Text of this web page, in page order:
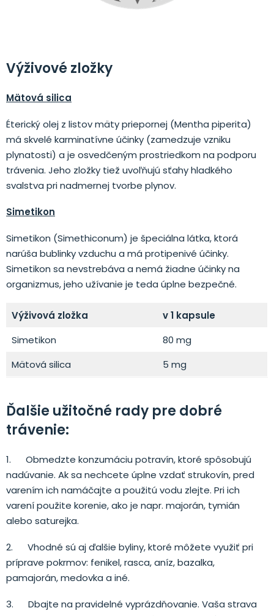
Výživové zložky
Mätová silica
Éterický olej z listov mäty priepornej (Mentha piperita)
má skvelé karminatívne účinky (zamedzuje vzniku
plynatosti) a je osvedčeným prostriedkom na podporu
trávenia. Jeho zložky tiež uvoľňujú sťahy hladkého
svalstva pri nadmernej tvorbe plynov.
Simetikon
Simetikon (Simethiconum) je špeciálna látka, ktorá
narúša bublinky vzduchu a má protipenivé účinky.
Simetikon sa nevstrebáva a nemá žiadne účinky na
organizmus, jeho užívanie je teda úplne bezpečné.
Výživová zložka
v 1 kapsule
Simetikon
80 mg
Mätová silica
5 mg
Ďalšie užitočné rady pre dobré
trávenie:
1. Obmedzte konzumáciu potravín, ktoré spôsobujú
nadúvanie. Ak sa nechcete úplne vzdať strukovín, pred
varením ich namáčajte a použitú vodu zlejte. Pri ich
varení použite korenie, ako je napr. majorán, tymián
alebo saturejka.
2. Vhodné sú aj ďalšie byliny, ktoré môžete využiť pri
príprave pokrmov: fenikel, rasca, aníz, bazalka,
pamajorán, medovka a iné.
3. Dbajte na pravidelné vyprázdňovanie. Vaša strava